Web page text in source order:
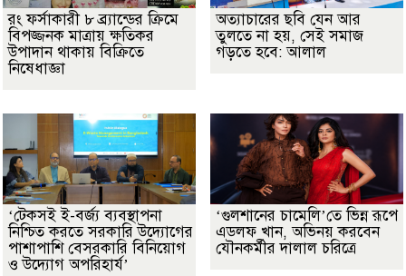
রং ফর্সাকারী ৮ ব্র্যান্ডের ক্রিমে
বিপজ্জনক মাত্রায় ক্ষতিকর
উপাদান থাকায় বিক্রিতে
নিষেধাজ্ঞা
অত্যাচারের ছবি যেন আর
তুলতে না হয়, সেই সমাজ
গড়তে হবে: আলাল
‘টেকসই ই-বর্জ্য ব্যবস্থাপনা
নিশ্চিত করতে সরকারি উদ্যোগের
পাশাপাশি বেসরকারি বিনিয়োগ
ও উদ্যোগ অপরিহার্য’
‘গুলশানের চামেলি’তে ভিন্ন রূপে
এডলফ খান, অভিনয় করবেন
যৌনকর্মীর দালাল চরিত্রে